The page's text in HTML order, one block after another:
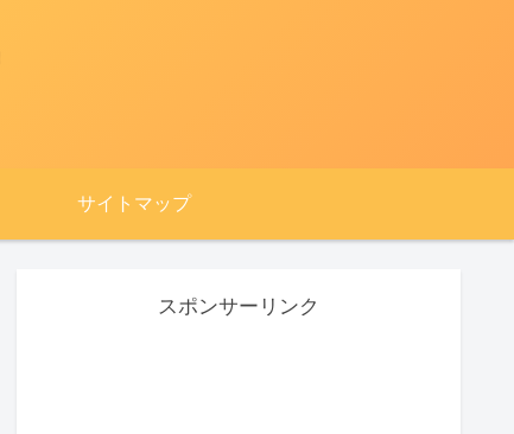
サイトマップ
スポンサーリンク